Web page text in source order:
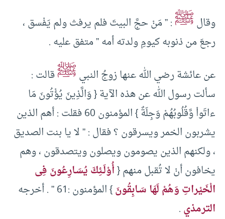
وقالﷺ: ” مَنْ حجَّ البيتَ فلم يرفث ولم يَفْسق ،
رجعَ من ذنوبه كيومِ ولدته أمه ” متفق عليه .
عن عائشة رضي الله عنها زوجُ النبيﷺقالت :
سألت رسول الله عن هذه الآية { وَالَّذِينَ يُؤْتُونَ مَا
ءاتَواْ وَّقُلُوبُهُمْ وَجِلَةٌ } المؤمنون 60 فقلت : أهم الذين
يشربون الخمر ويسرقون ؟ فقال : ” لا يا بنت الصديق
، ولكنهم الذين يصومون ويصلون ويتصدقون ، وهم
يخافون أنْ لا تُقبل منهم {أُوْلَـئِكَ يُسَـارِعُونَ فِى
الْخَيْراتِ وَهُمْ لَهَا سَـابِقُونَ} المؤمنون :61 ” . أخرجه
الترمذي.